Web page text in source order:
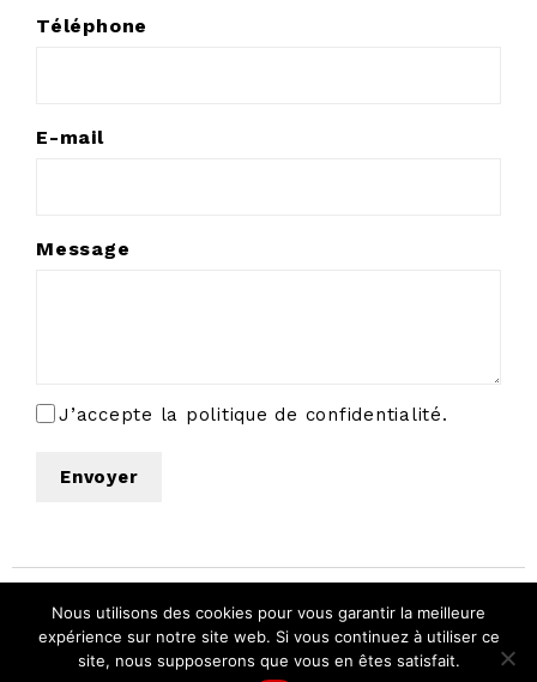
Téléphone
E-mail
Message
RGPD
J’accepte la politique de confidentialité.
© Télé 15 jours. Tous droits réservés.
Mentions
Politique de
confidentialité
Conditions général
Nous utilisons des cookies pour vous garantir la meilleure
expérience sur notre site web. Si vous continuez à utiliser ce
site, nous supposerons que vous en êtes satisfait.